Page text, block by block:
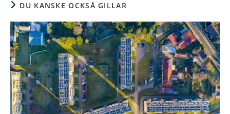
DU KANSKE OCKSÅ GILLAR